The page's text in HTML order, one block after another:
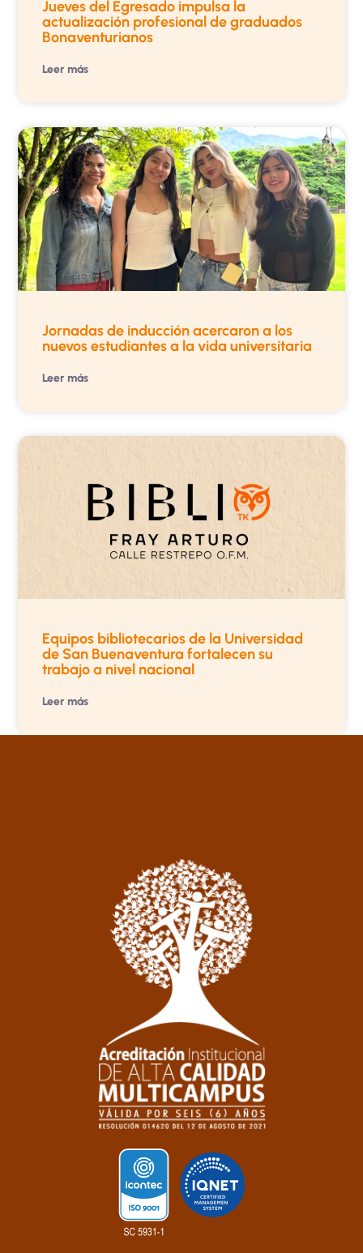
Jueves del Egresado impulsa la
actualización profesional de graduados
Bonaventurianos
Leer más
Jornadas de inducción acercaron a los
nuevos estudiantes a la vida universitaria
Leer más
Equipos bibliotecarios de la Universidad
de San Buenaventura fortalecen su
trabajo a nivel nacional
Leer más